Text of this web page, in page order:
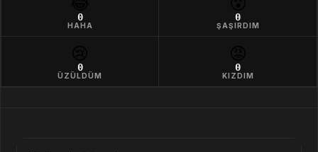
0
HAHA
0
ŞAŞIRDIM
0
ÜZÜLDÜM
0
KIZDIM